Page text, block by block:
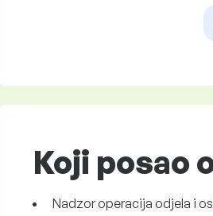
Koji posao
Nadzor operacija odjela i